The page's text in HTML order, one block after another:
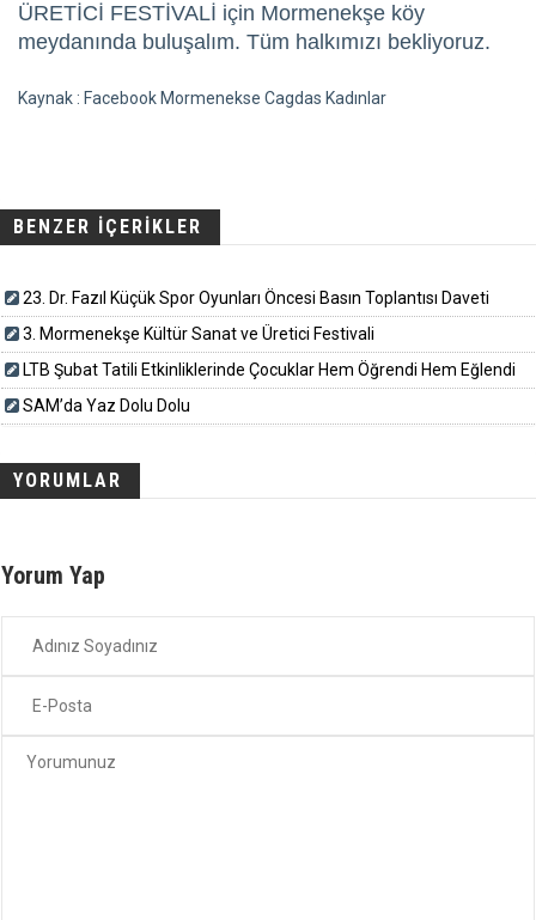
ÜRETİCİ FESTİVALİ için Mormenekşe köy
meydanında buluşalım. Tüm halkımızı bekliyoruz.
Kaynak : Facebook Mormenekse Cagdas Kadınlar
BENZER İÇERİKLER
23. Dr. Fazıl Küçük Spor Oyunları Öncesi Basın Toplantısı Daveti
3. Mormenekşe Kültür Sanat ve Üretici Festivali
LTB Şubat Tatili Etkinliklerinde Çocuklar Hem Öğrendi Hem Eğlendi
SAM’da Yaz Dolu Dolu
YORUMLAR
Yorum Yap